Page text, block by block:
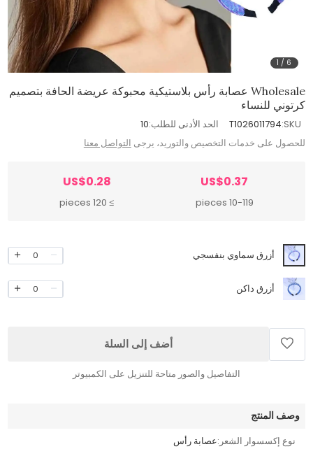
1 / 6
Wholesale عصابة رأس بلاستيكية محبوكة عريضة الحافة بتصميم
كرتوني للنساء
SKU:
T1026011794 الحد الأدنى للطلب:10
للحصول على خدمات التخصيص والتوريد، يرجى التواصل معنا
US$0.37
10-119 pieces
US$0.28
≥ 120 pieces
أزرق سماوي بنفسجي 0
أزرق داكن 0
أضف إلى السلة
التفاصيل والصور متاحة للتنزيل على الكمبيوتر
وصف المنتج
نوع إكسسوار الشعر:عصابة رأس